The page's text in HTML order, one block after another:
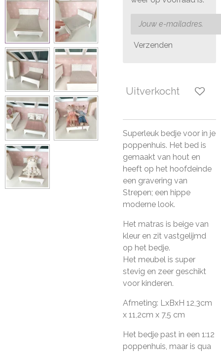
Verzenden
Uitverkocht
Superleuk bedje voor in je
poppenhuis. Het bed is
gemaakt van hout en
heeft op het hoofdeinde
een gravering van
Strepen; een hippe
moderne look.
Het matras is beige van
kleur en zit vastgelijmd
op het bedje.
Het meubel is super
stevig en zeer geschikt
voor kinderen.
Afmeting: LxBxH 12,3cm
x 11,2cm x 7,5 cm
Het bedje past in een 1:12
poppenhuis, maar is qua